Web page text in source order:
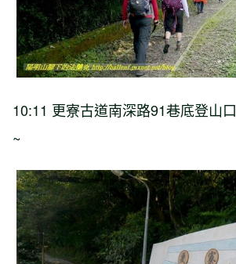
10:11 更寮古道南深路91巷底登山口
~